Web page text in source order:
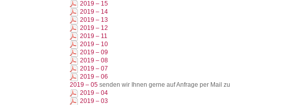
2019 – 15
2019 – 14
2019 – 13
2019 – 12
2019 – 11
2019 – 10
2019 – 09
2019 – 08
2019 – 07
2019 – 06
2019 – 05 senden wir Ihnen gerne auf Anfrage per Mail zu
2019 – 04
2019 – 03